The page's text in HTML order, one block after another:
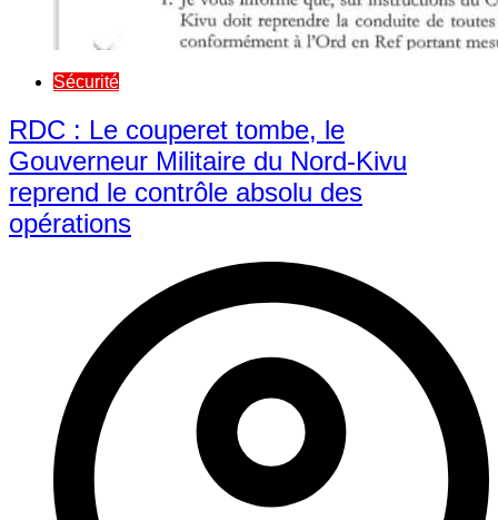
Sécurité
RDC : Le couperet tombe, le
Gouverneur Militaire du Nord-Kivu
reprend le contrôle absolu des
opérations